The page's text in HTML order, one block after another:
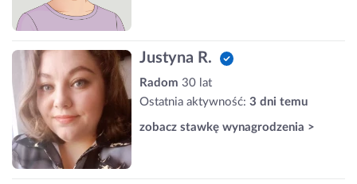
Justyna R.
Radom 30 lat
Ostatnia aktywność: 3 dni temu
zobacz stawkę wynagrodzenia >